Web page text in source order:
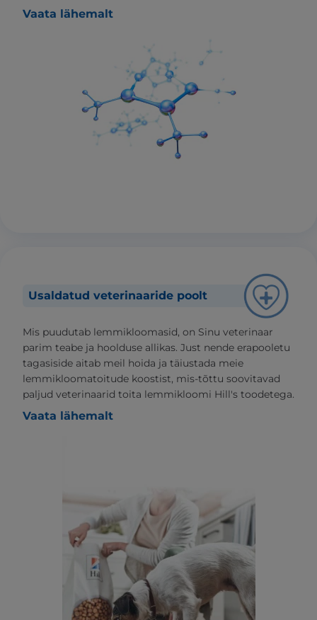
Vaata lähemalt
Usaldatud veterinaaride poolt
Mis puudutab lemmikloomasid, on Sinu veterinaar
parim teabe ja hoolduse allikas. Just nende erapooletu
tagasiside aitab meil hoida ja täiustada meie
lemmikloomatoitude koostist, mis-tõttu soovitavad
paljud veterinaarid toita lemmikloomi Hill's toodetega.
Vaata lähemalt